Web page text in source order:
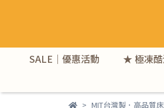
SALE｜優惠活動 ★ 極凍酷
MIT台灣製．高品質